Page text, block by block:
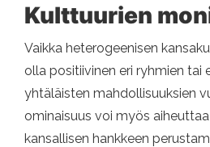
Kulttuurien
Vaikka heterogeenisen
olla positiivinen eri ryhmien tai
yhtäläisten mahdollisuuksien
ominaisuus voi myös
kansallisen hankkeen